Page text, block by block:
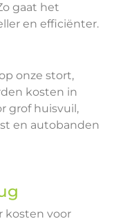
gaat het
en efficiënter.
onze stort,
kosten in
grof huisvuil,
en autobanden
kosten voor